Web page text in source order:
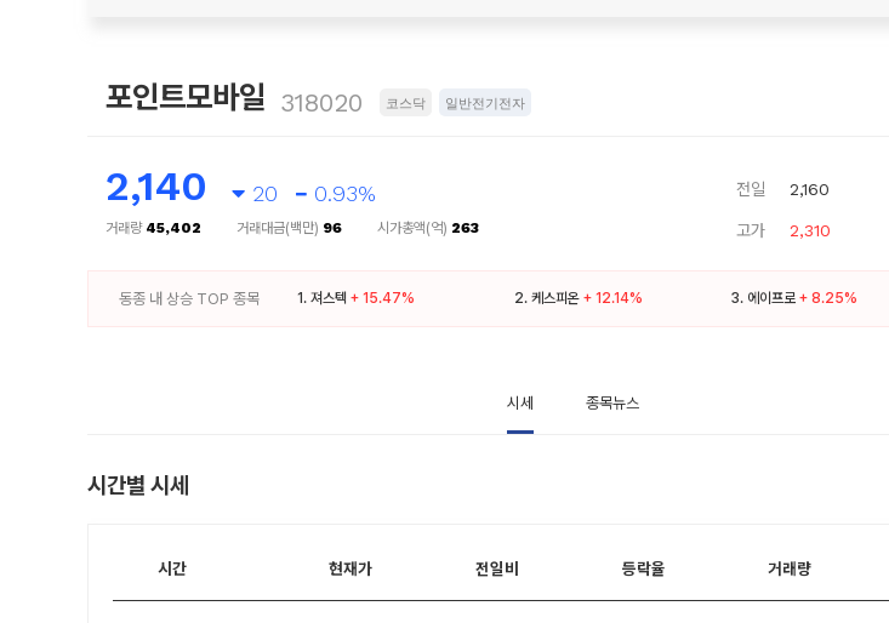
포인트모바일 318020 코스닥 일반전기전자
2,140 20 0.93%
거래량 45,402 거래대금(백만) 96 시가총액(억) 263
전일 2,160
고가 2,310
동종 내 상승 TOP 종목 1. 져스텍 + 15.47% 2. 케스피온 + 12.14% 3. 에이프로 + 8.25%
시세 종목뉴스